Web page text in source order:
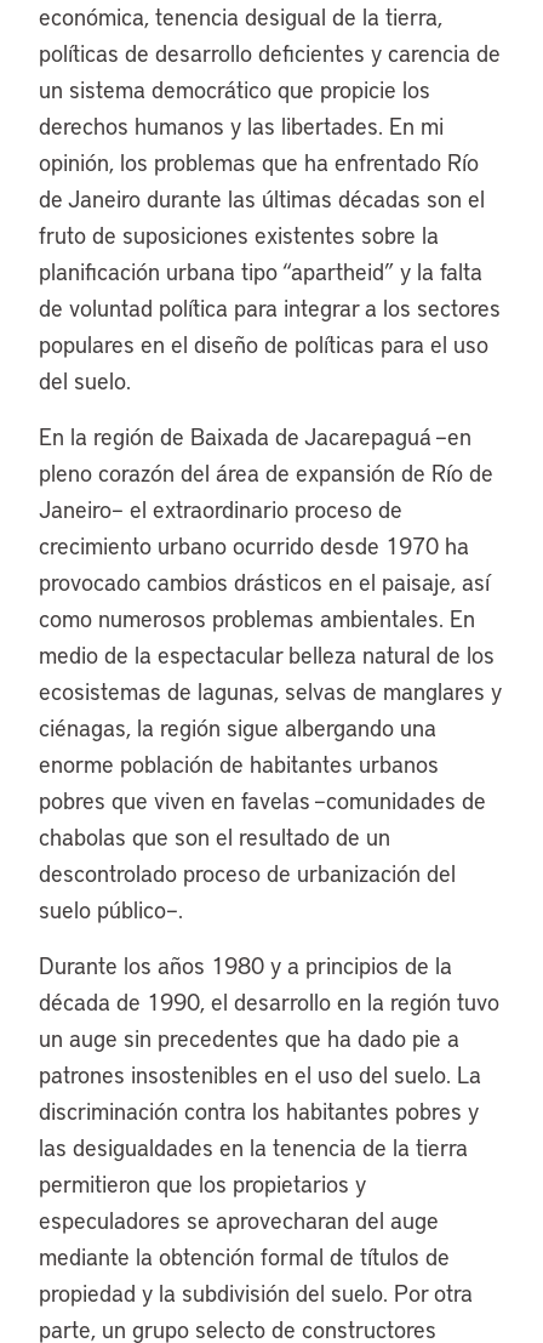
económica, tenencia desigual de la tierra,
políticas de desarrollo deficientes y carencia de
un sistema democrático que propicie los
derechos humanos y las libertades. En mi
opinión, los problemas que ha enfrentado Río
de Janeiro durante las últimas décadas son el
fruto de suposiciones existentes sobre la
planificación urbana tipo “apartheid” y la falta
de voluntad política para integrar a los sectores
populares en el diseño de políticas para el uso
del suelo.
En la región de Baixada de Jacarepaguá –en
pleno corazón del área de expansión de Río de
Janeiro– el extraordinario proceso de
crecimiento urbano ocurrido desde 1970 ha
provocado cambios drásticos en el paisaje, así
como numerosos problemas ambientales. En
medio de la espectacular belleza natural de los
ecosistemas de lagunas, selvas de manglares y
ciénagas, la región sigue albergando una
enorme población de habitantes urbanos
pobres que viven en favelas –comunidades de
chabolas que son el resultado de un
descontrolado proceso de urbanización del
suelo público–.
Durante los años 1980 y a principios de la
década de 1990, el desarrollo en la región tuvo
un auge sin precedentes que ha dado pie a
patrones insostenibles en el uso del suelo. La
discriminación contra los habitantes pobres y
las desigualdades en la tenencia de la tierra
permitieron que los propietarios y
especuladores se aprovecharan del auge
mediante la obtención formal de títulos de
propiedad y la subdivisión del suelo. Por otra
parte, un grupo selecto de constructores